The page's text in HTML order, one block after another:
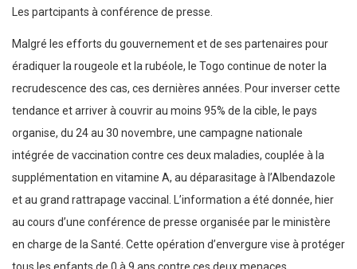
Les partcipants à conférence de presse.
Malgré les efforts du gouvernement et de ses partenaires pour
éradiquer la rougeole et la rubéole, le Togo continue de noter la
recrudescence des cas, ces dernières années. Pour inverser cette
tendance et arriver à couvrir au moins 95% de la cible, le pays
organise, du 24 au 30 novembre, une campagne nationale
intégrée de vaccination contre ces deux maladies, couplée à la
supplémentation en vitamine A, au déparasitage à l’Albendazole
et au grand rattrapage vaccinal. L’information a été donnée, hier
au cours d’une conférence de presse organisée par le ministère
en charge de la Santé. Cette opération d’envergure vise à protéger